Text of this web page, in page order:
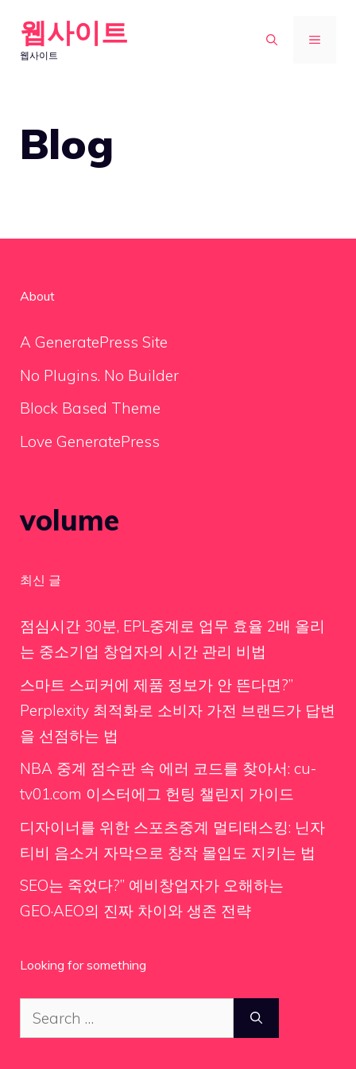
content
웹사이트
웹사이트
MENU
Blog
About
A GeneratePress Site
No Plugins. No Builder
Block Based Theme
Love GeneratePress
volume
최신 글
점심시간 30분, EPL중계로 업무 효율 2배 올리
는 중소기업 창업자의 시간 관리 비법
스마트 스피커에 제품 정보가 안 뜬다면?”
Perplexity 최적화로 소비자 가전 브랜드가 답변
을 선점하는 법
NBA 중계 점수판 속 에러 코드를 찾아서: cu-
tv01.com 이스터에그 헌팅 챌린지 가이드
디자이너를 위한 스포츠중계 멀티태스킹: 닌자
티비 음소거 자막으로 창작 몰입도 지키는 법
SEO는 죽었다?” 예비창업자가 오해하는
GEO·AEO의 진짜 차이와 생존 전략
Looking for something
Search
for: